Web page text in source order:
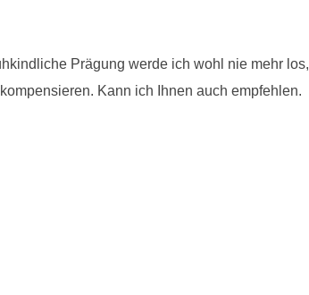
Prägung werde ich wohl nie mehr los,
Kann ich Ihnen auch empfehlen.